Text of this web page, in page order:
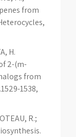
from
H.
2-(m-
from
1538,
R.;